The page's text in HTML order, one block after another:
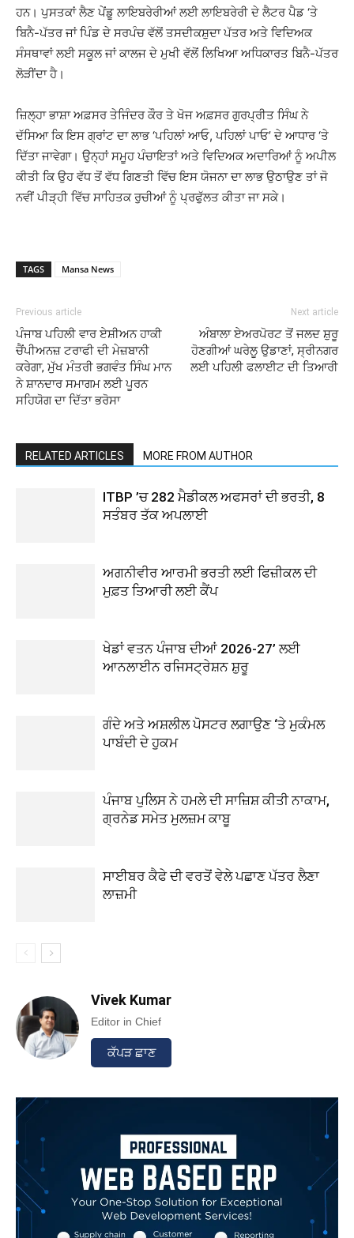
ਹਨ। ਪੁਸਤਕਾਂ ਲੈਣ ਪੇਂਡੂ ਲਾਇਬਰੇਰੀਆਂ ਲਈ ਲਾਇਬਰੇਰੀ ਦੇ ਲੈਟਰ ਪੈਡ ‘ਤੇ
ਬਿਨੈ-ਪੱਤਰ ਜਾਂ ਪਿੰਡ ਦੇ ਸਰਪੰਚ ਵੱਲੋਂ ਤਸਦੀਕਸ਼ੁਦਾ ਪੱਤਰ ਅਤੇ ਵਿਦਿਅਕ
ਸੰਸਥਾਵਾਂ ਲਈ ਸਕੂਲ ਜਾਂ ਕਾਲਜ ਦੇ ਮੁਖੀ ਵੱਲੋਂ ਲਿਖਿਆ ਅਧਿਕਾਰਤ ਬਿਨੈ-ਪੱਤਰ
ਲੋੜੀਂਦਾ ਹੈ।
ਜ਼ਿਲ੍ਹਾ ਭਾਸ਼ਾ ਅਫ਼ਸਰ ਤੇਜਿੰਦਰ ਕੌਰ ਤੇ ਖੋਜ ਅਫ਼ਸਰ ਗੁਰਪ੍ਰੀਤ ਸਿੰਘ ਨੇ
ਦੱਸਿਆ ਕਿ ਇਸ ਗ੍ਰਾਂਟ ਦਾ ਲਾਭ ‘ਪਹਿਲਾਂ ਆਓ, ਪਹਿਲਾਂ ਪਾਓ’ ਦੇ ਆਧਾਰ ‘ਤੇ
ਦਿੱਤਾ ਜਾਵੇਗਾ। ਉਨ੍ਹਾਂ ਸਮੂਹ ਪੰਚਾਇਤਾਂ ਅਤੇ ਵਿਦਿਅਕ ਅਦਾਰਿਆਂ ਨੂੰ ਅਪੀਲ
ਕੀਤੀ ਕਿ ਉਹ ਵੱਧ ਤੋਂ ਵੱਧ ਗਿਣਤੀ ਵਿੱਚ ਇਸ ਯੋਜਨਾ ਦਾ ਲਾਭ ਉਠਾਉਣ ਤਾਂ ਜੋ
ਨਵੀਂ ਪੀੜ੍ਹੀ ਵਿੱਚ ਸਾਹਿਤਕ ਰੁਚੀਆਂ ਨੂੰ ਪ੍ਰਫੁੱਲਤ ਕੀਤਾ ਜਾ ਸਕੇ।
TAGS Mansa News
Previous article
ਪੰਜਾਬ ਪਹਿਲੀ ਵਾਰ ਏਸ਼ੀਅਨ ਹਾਕੀ
ਚੈਂਪੀਅਨਜ਼ ਟਰਾਫੀ ਦੀ ਮੇਜ਼ਬਾਨੀ
ਕਰੇਗਾ, ਮੁੱਖ ਮੰਤਰੀ ਭਗਵੰਤ ਸਿੰਘ ਮਾਨ
ਨੇ ਸ਼ਾਨਦਾਰ ਸਮਾਗਮ ਲਈ ਪੂਰਨ
ਸਹਿਯੋਗ ਦਾ ਦਿੱਤਾ ਭਰੋਸਾ
Next article
ਅੰਬਾਲਾ ਏਅਰਪੋਰਟ ਤੋਂ ਜਲਦ ਸ਼ੁਰੂ
ਹੋਣਗੀਆਂ ਘਰੇਲੂ ਉਡਾਣਾਂ, ਸ੍ਰੀਨਗਰ
ਲਈ ਪਹਿਲੀ ਫਲਾਈਟ ਦੀ ਤਿਆਰੀ
RELATED ARTICLES MORE FROM AUTHOR
ITBP ’ਚ 282 ਮੈਡੀਕਲ ਅਫਸਰਾਂ ਦੀ ਭਰਤੀ, 8
ਸਤੰਬਰ ਤੱਕ ਅਪਲਾਈ
ਅਗਨੀਵੀਰ ਆਰਮੀ ਭਰਤੀ ਲਈ ਫਿਜ਼ੀਕਲ ਦੀ
ਮੁਫ਼ਤ ਤਿਆਰੀ ਲਈ ਕੈਂਪ
ਖੇਡਾਂ ਵਤਨ ਪੰਜਾਬ ਦੀਆਂ 2026-27’ ਲਈ
ਆਨਲਾਈਨ ਰਜਿਸਟ੍ਰੇਸ਼ਨ ਸ਼ੁਰੂ
ਗੰਦੇ ਅਤੇ ਅਸ਼ਲੀਲ ਪੋਸਟਰ ਲਗਾਉਣ ‘ਤੇ ਮੁਕੰਮਲ
ਪਾਬੰਦੀ ਦੇ ਹੁਕਮ
ਪੰਜਾਬ ਪੁਲਿਸ ਨੇ ਹਮਲੇ ਦੀ ਸਾਜ਼ਿਸ਼ ਕੀਤੀ ਨਾਕਾਮ,
ਗ੍ਰਨੇਡ ਸਮੇਤ ਮੁਲਜ਼ਮ ਕਾਬੂ
ਸਾਈਬਰ ਕੈਫੇ ਦੀ ਵਰਤੋਂ ਵੇਲੇ ਪਛਾਣ ਪੱਤਰ ਲੈਣਾ
ਲਾਜ਼ਮੀ
Vivek Kumar
Editor in Chief
ਕੱਪੜ ਛਾਣ